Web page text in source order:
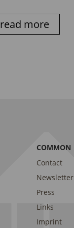
read more
COMMON
Contact
Newsletter
Press
Links
Imprint